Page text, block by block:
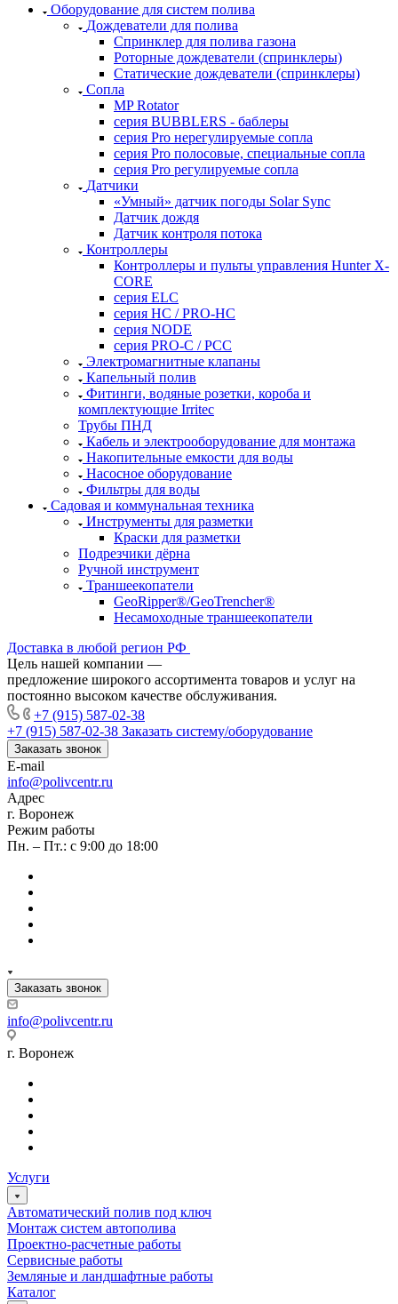
Оборудование для систем полива
Дождеватели для полива
Cпринклер для полива газона
Роторные дождеватели (спринклеры)
Статические дождеватели (спринклеры)
Сопла
MP Rotator
серия BUBBLERS - баблеры
серия Pro нерегулируемые сопла
серия Pro полосовые, специальные сопла
серия Pro регулируемые сопла
Датчики
«Умный» датчик погоды Solar Sync
Датчик дождя
Датчик контроля потока
Контроллеры
Контроллеры и пульты управления Hunter X-
CORE
серия ELC
серия HC / PRO-HC
серия NODE
серия PRO-C / PCC
Электромагнитные клапаны
Капельный полив
Фитинги, водяные розетки, короба и
комплектующие Irritec
Трубы ПНД
Кабель и электрооборудование для монтажа
Накопительные емкости для воды
Насосное оборудование
Фильтры для воды
Садовая и коммунальная техника
Инструменты для разметки
Краски для разметки
Подрезчики дёрна
Ручной инструмент
Траншеекопатели
GeoRipper®/GeoTrencher®
Несамоходные траншеекопатели
Доставка в любой регион РФ
Цель нашей компании —
предложение широкого ассортимента товаров и услуг на
постоянно высоком качестве обслуживания.
+7 (915) 587-02-38
+7 (915) 587-02-38 Заказать систему/оборудование
Заказать звонок
E-mail
info@polivcentr.ru
Адрес
г. Воронеж
Режим работы
Пн. – Пт.: с 9:00 до 18:00
Заказать звонок
info@polivcentr.ru
г. Воронеж
Услуги
Автоматический полив под ключ
Монтаж систем автополива
Проектно-расчетные работы
Сервисные работы
Земляные и ландшафтные работы
Каталог